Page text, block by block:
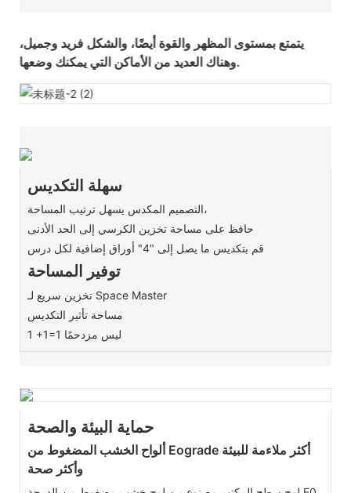
سهلة التكديس
التصميم المكدس يسهل ترتيب المساحة،
حافظ على مساحة تخزين الكرسي إلى الحد الأدنى
قم بتكديس ما يصل إلى "4" أوراق إضافية لكل درس
توفير المساحة
تخزين سريع لـ Space Master
مساحة تأثير التكديس
1 +1=1 ليس مزدحمًا
حماية البيئة والصحة
ألواح الخشب المضغوط من Eograde أكثر ملاءمة للبيئة
وأكثر صحة